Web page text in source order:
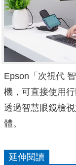
Epson「次視代
機，可直接使用
透過智慧眼鏡檢
體。
延伸閱讀